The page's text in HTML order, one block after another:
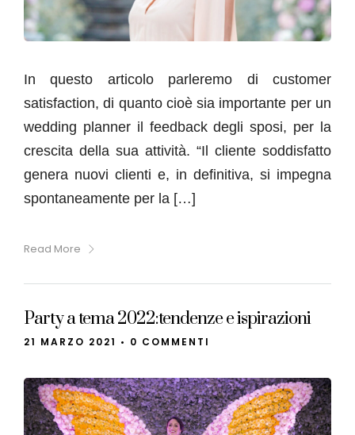
In questo articolo parleremo di customer
satisfaction, di quanto cioè sia importante per un
wedding planner il feedback degli sposi, per la
crescita della sua attività. “Il cliente soddisfatto
genera nuovi clienti e, in definitiva, si impegna
spontaneamente per la […]
Read More
Party a tema 2022:tendenze e ispirazioni
21 MARZO 2021 • 0 COMMENTI